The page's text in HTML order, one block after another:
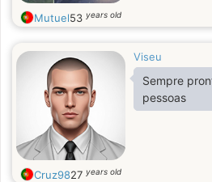
Mutuel53 years old
Viseu
Sempre
pessoas
Cruz9827 years old